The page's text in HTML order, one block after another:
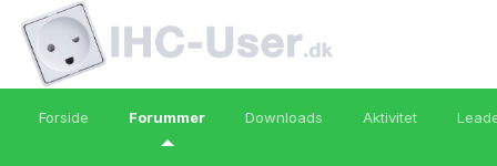
Forside Forummer Downloads Aktivitet